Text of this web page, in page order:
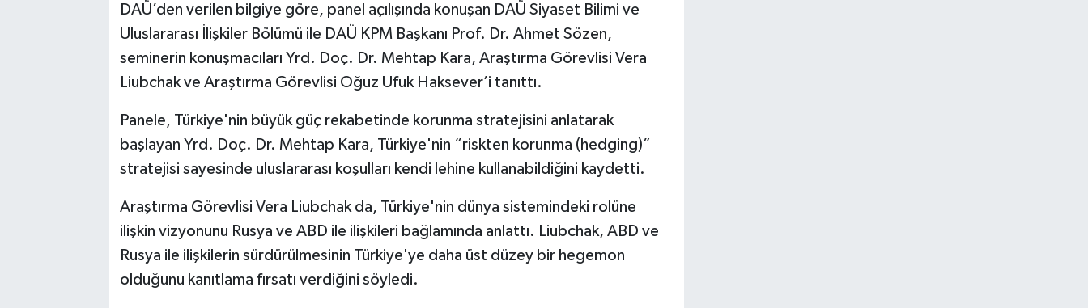
DAÜ’den verilen bilgiye göre, panel açılışında konuşan DAÜ Siyaset Bilimi ve
Uluslararası İlişkiler Bölümü ile DAÜ KPM Başkanı Prof. Dr. Ahmet Sözen,
seminerin konuşmacıları Yrd. Doç. Dr. Mehtap Kara, Araştırma Görevlisi Vera
Liubchak ve Araştırma Görevlisi Oğuz Ufuk Haksever’i tanıttı.
Panele, Türkiye'nin büyük güç rekabetinde korunma stratejisini anlatarak
başlayan Yrd. Doç. Dr. Mehtap Kara, Türkiye'nin “riskten korunma (hedging)”
stratejisi sayesinde uluslararası koşulları kendi lehine kullanabildiğini kaydetti.
Araştırma Görevlisi Vera Liubchak da, Türkiye'nin dünya sistemindeki rolüne
ilişkin vizyonunu Rusya ve ABD ile ilişkileri bağlamında anlattı. Liubchak, ABD ve
Rusya ile ilişkilerin sürdürülmesinin Türkiye'ye daha üst düzey bir hegemon
olduğunu kanıtlama fırsatı verdiğini söyledi.